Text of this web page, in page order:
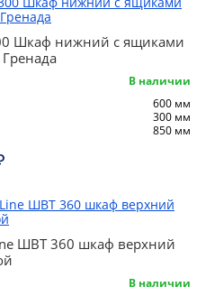
Шкаф нижний с ящиками
В наличии
600 мм
300 мм
850 мм
ШВТ 360 шкаф верхний
В наличии